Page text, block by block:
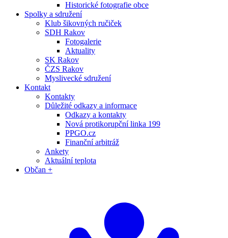
Historické fotografie obce
Spolky a sdružení
Klub šikovných ručiček
SDH Rakov
Fotogalerie
Aktuality
SK Rakov
ČZS Rakov
Myslivecké sdružení
Kontakt
Kontakty
Důležité odkazy a informace
Odkazy a kontakty
Nová protikorupční linka 199
PPGO.cz
Finanční arbitráž
Ankety
Aktuální teplota
Občan +